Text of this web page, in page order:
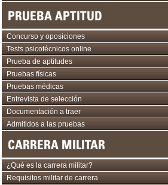
PRUEBA APTITUD
Concurso y oposiciones
Tests psicotécnicos online
Prueba de aptitudes
Pruebas físicas
Pruebas médicas
Entrevista de selección
Documentación a traer
Admitidos a las pruebas
CARRERA MILITAR
¿Qué es la carrera militar?
Requisitos militar de carrera